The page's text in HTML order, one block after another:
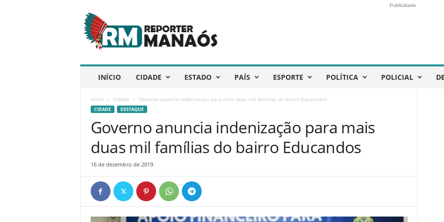
e
p
ó
Publicidade
INÍCIO CIDADE ESTADO PAÍS ESPORTE POLÍTICA POLICIAL
Início Cidade Governo anuncia indenização para mais duas mil famílias do bairro Educandos
CIDADE DESTAQUE
Governo anuncia indenização para mais
duas mil famílias do bairro Educandos
16 de dezembro de 2019